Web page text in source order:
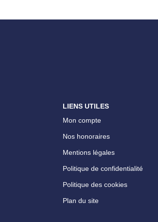
LIENS UTILES
Mon compte
Nos honoraires
Mentions légales
Politique de confidentialité
Politique des cookies
Plan du site